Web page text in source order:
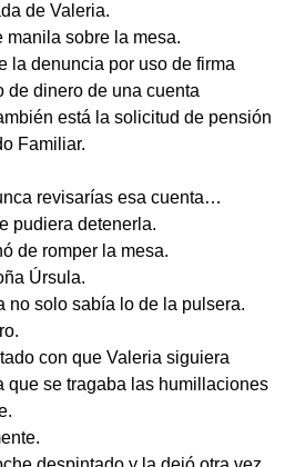
de Valeria.
manila sobre la mesa.
denuncia por uso de firma
de dinero de una cuenta
está la solicitud de pensión
Familiar.
revisarías esa cuenta…
pudiera detenerla.
de romper la mesa.
Úrsula.
no solo sabía lo de la pulsera.
con que Valeria siguiera
que se tragaba las humillaciones